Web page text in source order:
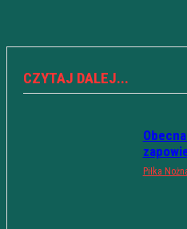
CZYTAJ DALEJ...
Piłka